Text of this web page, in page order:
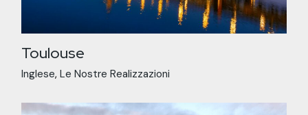
Toulouse
Inglese Le Nostre Realizzazioni